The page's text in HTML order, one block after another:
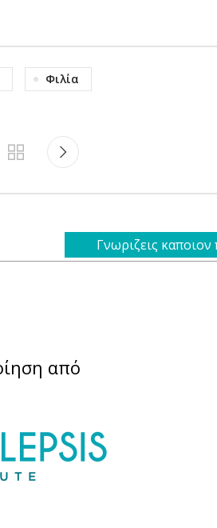
Φιλία
Γνωριζεις
από